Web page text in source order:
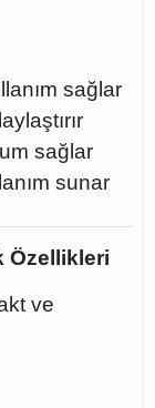
sağlar
sağlar
sunar
Özellikleri
ve